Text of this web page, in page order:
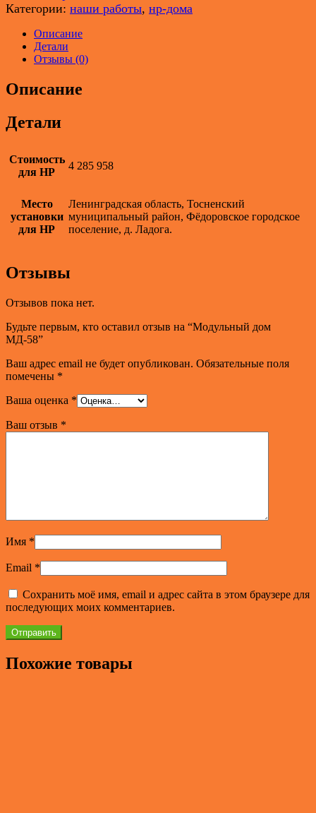
Категории: наши работы, нр-дома
Описание
Детали
Отзывы (0)
Описание
Детали
Стоимость
для НР
4 285 958
Место
установки
для НР
Ленинградская область, Тосненский
муниципальный район, Фёдоровское городское
поселение, д. Ладога.
Отзывы
Отзывов пока нет.
Будьте первым, кто оставил отзыв на “Модульный дом
МД-58”
Ваш адрес email не будет опубликован. Обязательные поля
помечены *
Ваша оценка *
Ваш отзыв *
Имя *
Email *
Сохранить моё имя, email и адрес сайта в этом браузере для
последующих моих комментариев.
Похожие товары